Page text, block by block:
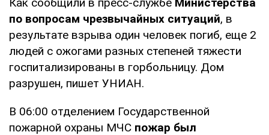
по вопросам чрезвычайных ситуаций, в
результате взрыва один человек погиб, еще 2
людей с ожогами разных степеней тяжести
госпитализированы в горбольницу. Дом
разрушен, пишет УНИАН.
В 06:00 отделением Государственной
пожарной охраны МЧС пожар был